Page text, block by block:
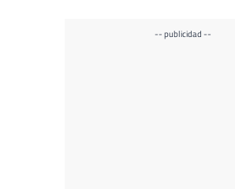
-- publicidad --